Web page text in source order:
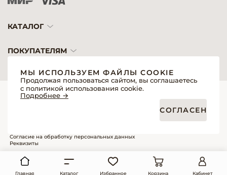
КАТАЛОГ
ПОКУПАТЕЛЯМ
© 2026 «Модерн»— Косметика и оборудование для профессионалов
Публичная оферта интернет-магазина для профессиональных участников
Согласие на обработку персональных данных
Реквизиты
Создание сайтов
Главная Каталог Избранное Корзина Кабинет
МЫ ИСПОЛЬЗУЕМ ФАЙЛЫ COOKIE
Продолжая пользоваться сайтом, вы соглашаетесь
с политикой использования cookie.
Подробнее →
СОГЛАСЕН